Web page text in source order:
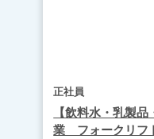
正社員
【飲料水・乳製
業 フォークリフ